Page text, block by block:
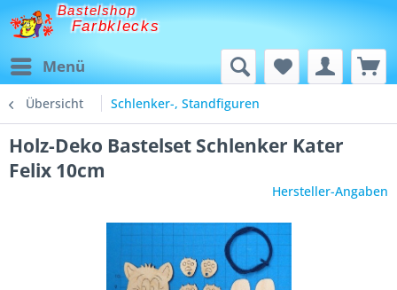
Bastelshop
Farbklecks
Menü
Übersicht Schlenker-, Standfiguren
Holz-Deko Bastelset Schlenker Kater
Felix 10cm
Hersteller-Angaben